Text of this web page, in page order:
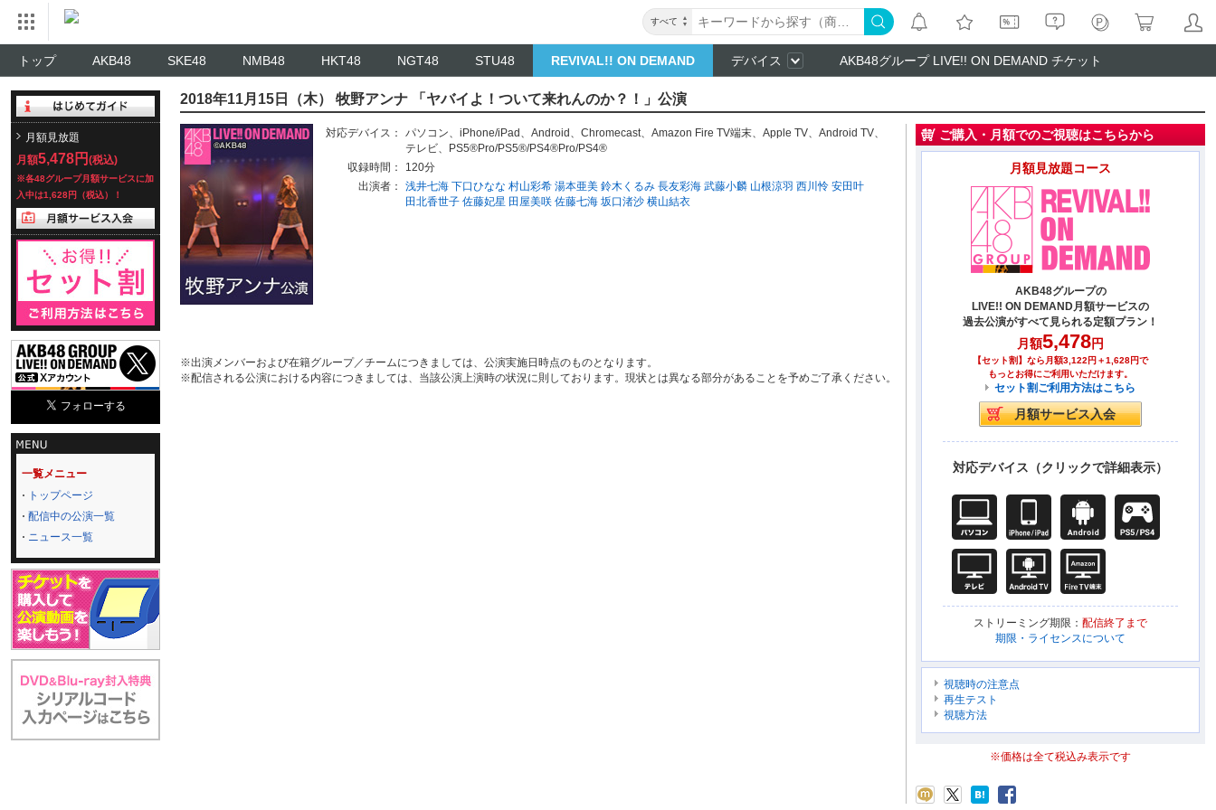
すべて
トップ AKB48 SKE48 NMB48 HKT48 NGT48 STU48 REVIVAL!! ON DEMAND デバイス AKB48グループ LIVE!! ON DEMAND チケット
月額見放題
月額5,478円 (税込)
※各48グループ月額サービスに加
入中は1,628円（税込）！
一覧メニュー
トップページ
配信中の公演一覧
ニュース一覧
2018年11月15日（木） 牧野アンナ 「ヤバイよ！ついて来れんのか？！」公演
対応デバイス： パソコン、 iPhone/iPad 、 Android 、 Chromecast、 Amazon Fire TV端末、 Apple TV、 Android TV、
テレビ、
PS5®Pro/PS5®/PS4®Pro/PS4®
収録時間：
120分
出演者：
浅井七海 下口ひなな 村山彩希 湯本亜美 鈴木くるみ 長友彩海 武藤小麟 山根涼羽 西川怜 安田叶
田北香世子 佐藤妃星 田屋美咲 佐藤七海 坂口渚沙 横山結衣
※出演メンバーおよび在籍グループ／チームにつきましては、公演実施日時点のものとなります。
※配信される公演における内容につきましては、当該公演上演時の状況に則しております。現状とは異なる部分があることを予めご了承ください。
ご購入・月額でのご視聴はこちらから
月額見放題コース
AKB48グループの
LIVE!! ON DEMAND月額サービスの
過去公演がすべて見られる定額プラン！
月額5,478円
【セット割】なら月額3,122円＋1,628円で
もっとお得にご利用いただけます。
セット割ご利用方法はこちら
対応デバイス（クリックで詳細表示）
ストリーミング期限： 配信終了まで
期限・ライセンスについて
視聴時の注意点
再生テスト
視聴方法
※価格は全て税込み表示です